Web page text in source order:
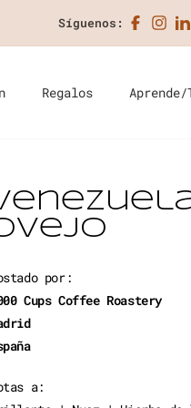
Síguenos:
Regalos
por:
Cups Coffee Roastery
a: